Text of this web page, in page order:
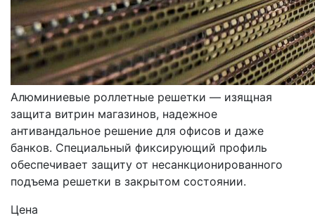
РОЛЬСТАВНИ
РЕШЕТЧАТЫЕ
Алюминиевые роллетные решетки — изящная
защита витрин магазинов, надежное
антивандальное решение для офисов и даже
банков. Специальный фиксирующий профиль
обеспечивает защиту от несанкционированного
подъема решетки в закрытом состоянии.
Цена